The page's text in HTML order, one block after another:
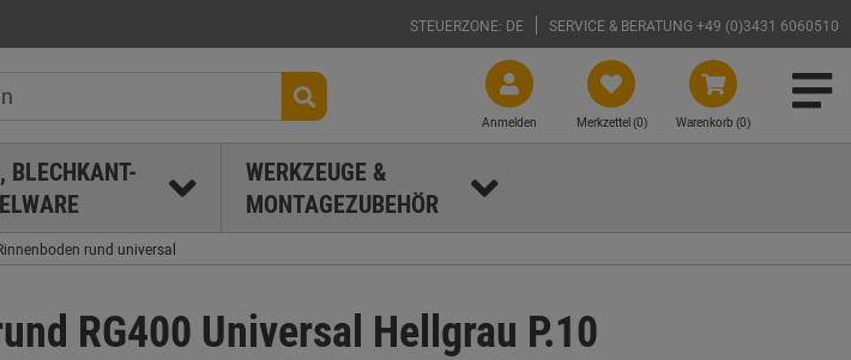
STEUERZONE: DE SERVICE & BERATUNG +49 (0)3431 6060510
Warenkorb (0)
Merkzettel (0)
Anmelden
BLECHKANT-
WERKZEUGE &
MONTAGEZUBEHÖR
rund universal
RG400 Universal Hellgrau P.10